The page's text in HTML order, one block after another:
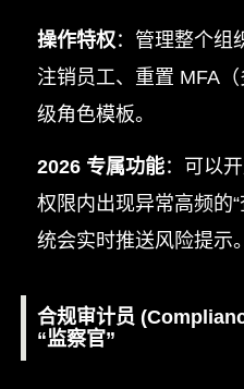
操作特权：管理整个组
注销员工、重置 MFA
级角色模板。
2026 专属功能：可以
权限内出现异常高频的“
统会实时推送风险提示。
合规审计员
“监察官”